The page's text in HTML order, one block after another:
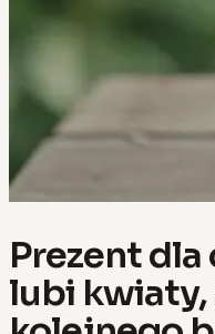
Prezent
lubi kwiaty,